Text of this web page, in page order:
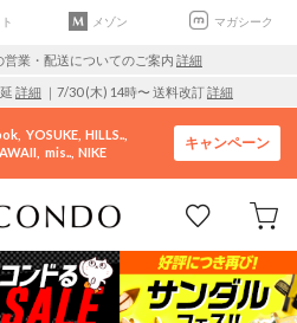
メゾン マガシーク
営業・配送についてのご案内 詳細
詳細 ｜7/30 (木) 14時〜 送料改訂詳細
YOSUKE HILLS..
mis.. NIKE
キャンペーン